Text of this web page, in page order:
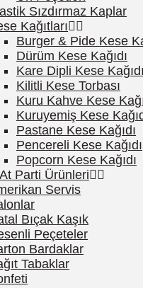
Sızdırmaz Kaplar
Kağıtları
Burger & Pide Kese
Dürüm Kese Kağıdı
Kare Dipli Kese Kağıdı
Kilitli Kese Torbası
Kuru Kahve Kese
Kuruyemiş Kese
Pastane Kese Kağıdı
Pencereli Kese Kağıdı
Popcorn Kese Kağıdı
Parti Ürünleri
Servis
Bıçak Kaşık
Peçeteler
Bardaklar
Tabaklar